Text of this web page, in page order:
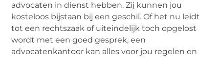
advocaten in dienst hebben. Zij kunnen jou
kosteloos bijstaan bij een geschil. Of het nu leidt
tot een rechtszaak of uiteindelijk toch opgelost
wordt met een goed gesprek, een
advocatenkantoor kan alles voor jou regelen en